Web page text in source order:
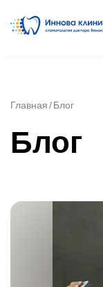
Главная Блог
Блог